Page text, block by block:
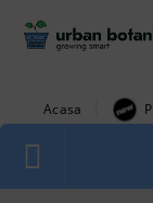
Acasa
1